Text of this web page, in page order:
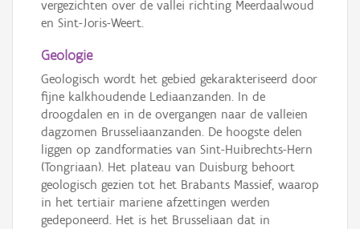
vergezichten over de vallei richting Meerdaalwoud
en Sint-Joris-Weert.
Geologie
Geologisch wordt het gebied gekarakteriseerd door
fijne kalkhoudende Lediaanzanden. In de
droogdalen en in de overgangen naar de valleien
dagzomen Brusseliaanzanden. De hoogste delen
liggen op zandformaties van Sint-Huibrechts-Hern
(Tongriaan). Het plateau van Duisburg behoort
geologisch gezien tot het Brabants Massief, waarop
in het tertiair mariene afzettingen werden
gedeponeerd. Het is het Brusseliaan dat in